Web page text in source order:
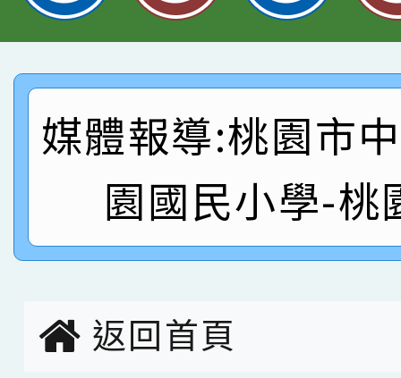
臺灣台語-第二名
市賽榮獲科學小創客佳
賀！本校參加桃園市中
名
倩參加桃園市科展 國
名 指導老師王老師、
賀！本校四年二班張O
園市英語競賽國小朗
指導老師林老師
賀！本校參加桃園市中
賽 劉文瑛教師榮獲教
賀！本校參與2026世
市賽榮獲科學小創客佳
創客第三名。
媒體報導:桃園市
園國民小學-桃
返回首頁